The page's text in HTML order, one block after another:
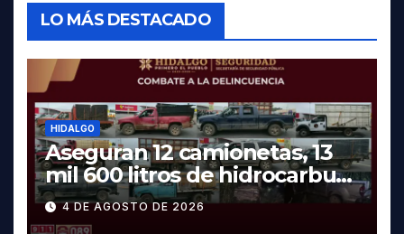
LO MÁS DESTACADO
HIDALGO
Aseguran 12 camionetas, 13
mil 600 litros de hidrocarburo
y dos vehículos robados en
Tula
4 DE AGOSTO DE 2026